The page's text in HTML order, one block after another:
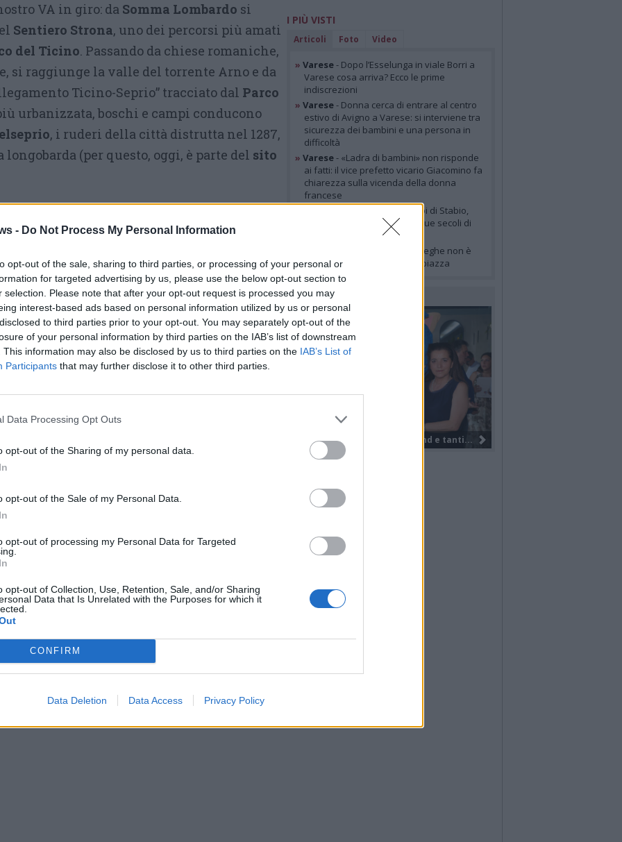
- Do Not Process My Personal Information
opt-out of the sale, sharing to third parties, or processing of your personal or
for targeted advertising by us, please use the below opt-out section to
selection. Please note that after your opt-out request is processed you may
interest-based ads based on personal information utilized by us or personal
to third parties prior to your opt-out. You may separately opt-out of the
of your personal information by third parties on the IAB’s list of downstream
This information may also be disclosed by us to third parties on the IAB’s List of
Participants that may further disclose it to other third parties.
Data Processing Opt Outs
opt-out of the Sharing of my personal data.
opt-out of the Sale of my Personal Data.
opt-out of processing my Personal Data for Targeted
opt-out of Collection, Use, Retention, Sale, and/or Sharing
Data that Is Unrelated with the Purposes for which it
CONFIRM
Data Deletion Data Access Privacy Policy
VA in giro: da Somma Lombardo si
Sentiero Strona, uno dei percorsi più amati
del Ticino. Passando da chiese romaniche,
si raggiunge la valle del torrente Arno e da
Ticino-Seprio” tracciato dal Parco
urbanizzata, boschi e campi conducono
, i ruderi della città distrutta nel 1287,
(per questo, oggi, è parte del sito
Varese
tappa di oggi finisce qui, domani ci si
Ponte Tresa e poi via per una 5 gg
Lucomagno coi pellegrini del Lombardia
I PIÙ VISTI
Articoli Foto Video
» Varese- Dopo l’Esselunga in viale Borri a
Varese cosa arriva? Ecco le prime
indiscrezioni
» Varese- Donna cerca di entrare al centro
estivo di Avigno a Varese: si interviene tra
sicurezza dei bambini e una persona in
difficoltà
» Varese- «Ladra di bambini» non risponde
ai fatti: il vice prefetto vicario Giacomino fa
chiarezza sulla vicenda della donna
francese
- Il Sentiero dei cippi di Stabio,
dove il confine racconta cinque secoli di
- La caccia alle streghe non è
mai finita, ha solo cambiato piazza
GALLERIE FOTOGRAFICHE
Il Gruppo Elite di VareseBasketball...